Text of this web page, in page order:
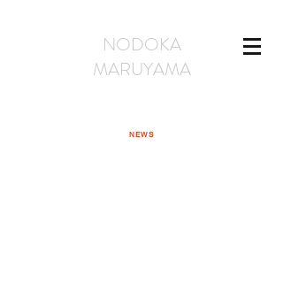
NODOKA
MARUYAMA
NEWS